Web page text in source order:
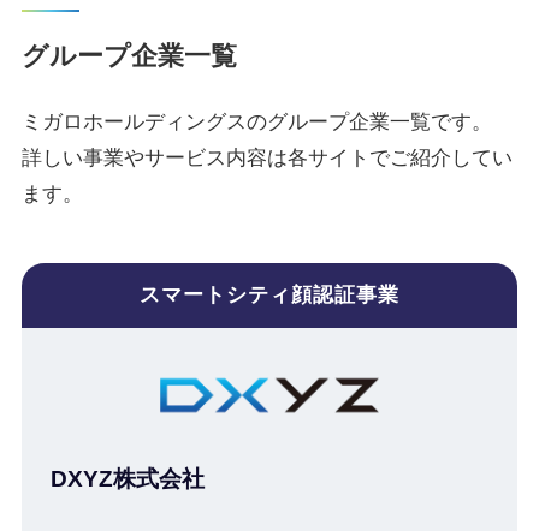
グループ企業一覧
ミガロホールディングスのグループ企業一覧です。
詳しい事業やサービス内容は各サイトでご紹介してい
ます。
スマートシティ顔認証事業
DXYZ株式会社